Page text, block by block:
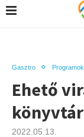
Gasztro Programok
Ehető
2022.05.13.